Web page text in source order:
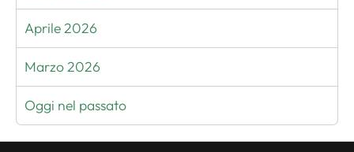
Aprile 2026
Marzo 2026
Oggi nel passato